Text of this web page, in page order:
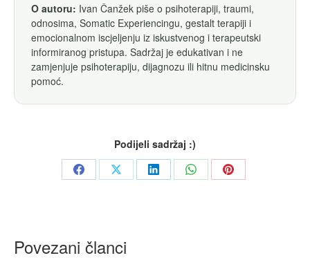
O autoru: Ivan Čanžek piše o psihoterapiji, traumi,
odnosima, Somatic Experiencingu, gestalt terapiji i
emocionalnom iscjeljenju iz iskustvenog i terapeutski
informiranog pristupa. Sadržaj je edukativan i ne
zamjenjuje psihoterapiju, dijagnozu ili hitnu medicinsku
pomoć.
Podijeli sadržaj :)
Share Share Share Share Share
Povezani članci